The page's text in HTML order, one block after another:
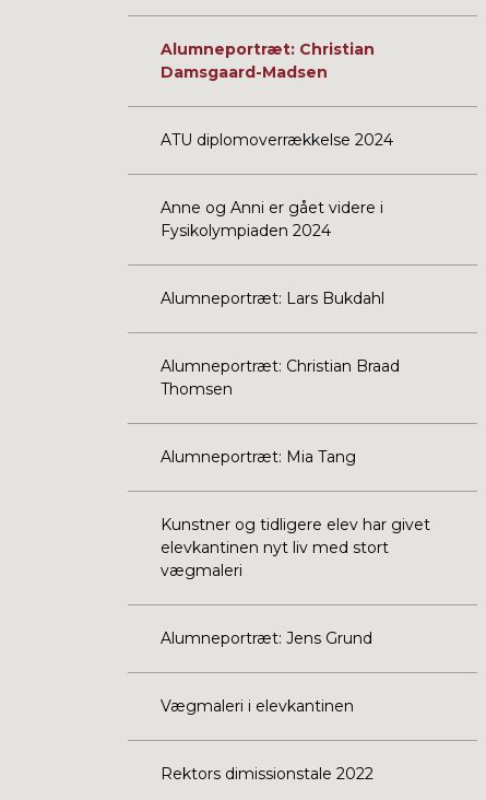
Alumneportræt: Christian
Damsgaard-Madsen
ATU diplomoverrækkelse 2024
Anne og Anni er gået videre i
Fysikolympiaden 2024
Alumneportræt: Lars Bukdahl
Alumneportræt: Christian Braad
Thomsen
Alumneportræt: Mia Tang
Kunstner og tidligere elev har givet
elevkantinen nyt liv med stort
vægmaleri
Alumneportræt: Jens Grund
Vægmaleri i elevkantinen
Rektors dimissionstale 2022